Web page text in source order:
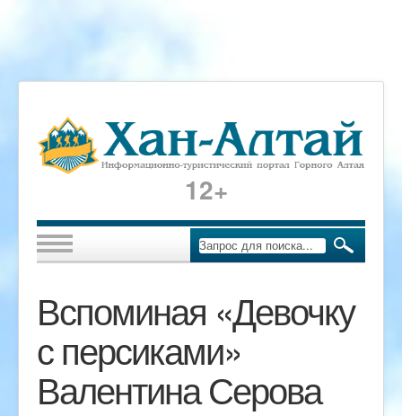
12+
Вспоминая «Девочку
с персиками»
Валентина Серова